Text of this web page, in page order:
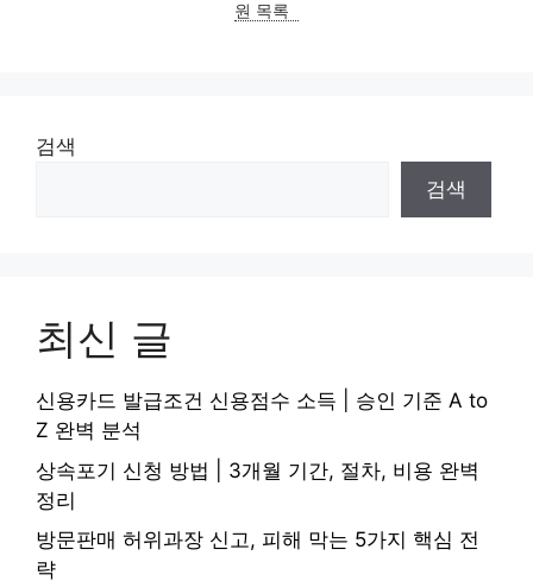
원 목록
검색
검색
최신 글
신용카드 발급조건 신용점수 소득 | 승인 기준 A to
Z 완벽 분석
상속포기 신청 방법 | 3개월 기간, 절차, 비용 완벽
정리
방문판매 허위과장 신고, 피해 막는 5가지 핵심 전
략